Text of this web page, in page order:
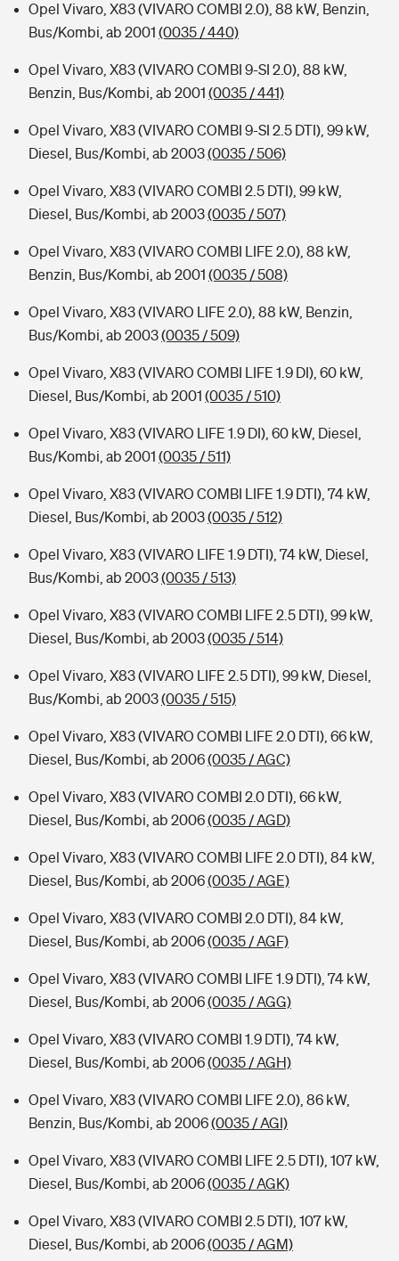
Sie haben Fragen?
Opel Vivaro, X83 (VIVARO COMBI 2.0), 88 kW, Benzin,
Bus/Kombi, ab 2001 (0035 / 440)
Opel Vivaro, X83 (VIVARO COMBI 9-SI 2.0), 88 kW,
Benzin, Bus/Kombi, ab 2001 (0035 / 441)
Opel Vivaro, X83 (VIVARO COMBI 9-SI 2.5 DTI), 99 kW,
Diesel, Bus/Kombi, ab 2003(0035 / 506)
Opel Vivaro, X83 (VIVARO COMBI 2.5 DTI), 99 kW,
Diesel, Bus/Kombi, ab 2003(0035 / 507)
Opel Vivaro, X83 (VIVARO COMBI LIFE 2.0), 88 kW,
Benzin, Bus/Kombi, ab 2001 (0035 / 508)
Opel Vivaro, X83 (VIVARO LIFE 2.0), 88 kW, Benzin,
Bus/Kombi, ab 2003(0035 / 509)
Opel Vivaro, X83 (VIVARO COMBI LIFE 1.9 DI), 60 kW,
Diesel, Bus/Kombi, ab 2001 (0035 / 510)
Opel Vivaro, X83 (VIVARO LIFE 1.9 DI), 60 kW, Diesel,
Bus/Kombi, ab 2001 (0035 / 511)
Opel Vivaro, X83 (VIVARO COMBI LIFE 1.9 DTI), 74 kW,
Diesel, Bus/Kombi, ab 2003(0035 / 512)
Opel Vivaro, X83 (VIVARO LIFE 1.9 DTI), 74 kW, Diesel,
Bus/Kombi, ab 2003(0035 / 513)
Opel Vivaro, X83 (VIVARO COMBI LIFE 2.5 DTI), 99 kW,
Diesel, Bus/Kombi, ab 2003(0035 / 514)
Opel Vivaro, X83 (VIVARO LIFE 2.5 DTI), 99 kW, Diesel,
Bus/Kombi, ab 2003(0035 / 515)
Opel Vivaro, X83 (VIVARO COMBI LIFE 2.0 DTI), 66 kW,
Diesel, Bus/Kombi, ab 2006(0035 / AGC)
Opel Vivaro, X83 (VIVARO COMBI 2.0 DTI), 66 kW,
Diesel, Bus/Kombi, ab 2006(0035 / AGD)
Opel Vivaro, X83 (VIVARO COMBI LIFE 2.0 DTI), 84 kW,
Diesel, Bus/Kombi, ab 2006(0035 / AGE)
Opel Vivaro, X83 (VIVARO COMBI 2.0 DTI), 84 kW,
Diesel, Bus/Kombi, ab 2006(0035 / AGF)
Opel Vivaro, X83 (VIVARO COMBI LIFE 1.9 DTI), 74 kW,
Diesel, Bus/Kombi, ab 2006(0035 / AGG)
Opel Vivaro, X83 (VIVARO COMBI 1.9 DTI), 74 kW,
Diesel, Bus/Kombi, ab 2006(0035 / AGH)
Opel Vivaro, X83 (VIVARO COMBI LIFE 2.0), 86 kW,
Benzin, Bus/Kombi, ab 2006(0035 / AGI)
Opel Vivaro, X83 (VIVARO COMBI LIFE 2.5 DTI), 107 kW,
Diesel, Bus/Kombi, ab 2006(0035 / AGK)
Opel Vivaro, X83 (VIVARO COMBI 2.5 DTI), 107 kW,
Diesel, Bus/Kombi, ab 2006(0035 / AGM)